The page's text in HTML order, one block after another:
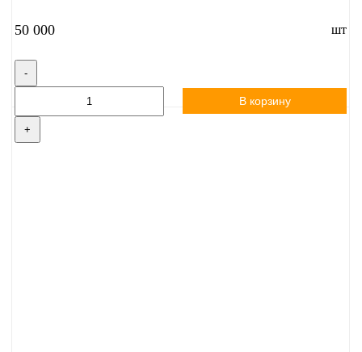
50 000 шт
-
+
В корзину